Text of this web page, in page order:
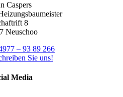
Caspers
8
Neuschoo
– 93 89 266
Sie uns!
Media